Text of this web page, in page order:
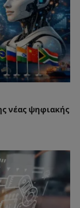
νέας ψηφιακής